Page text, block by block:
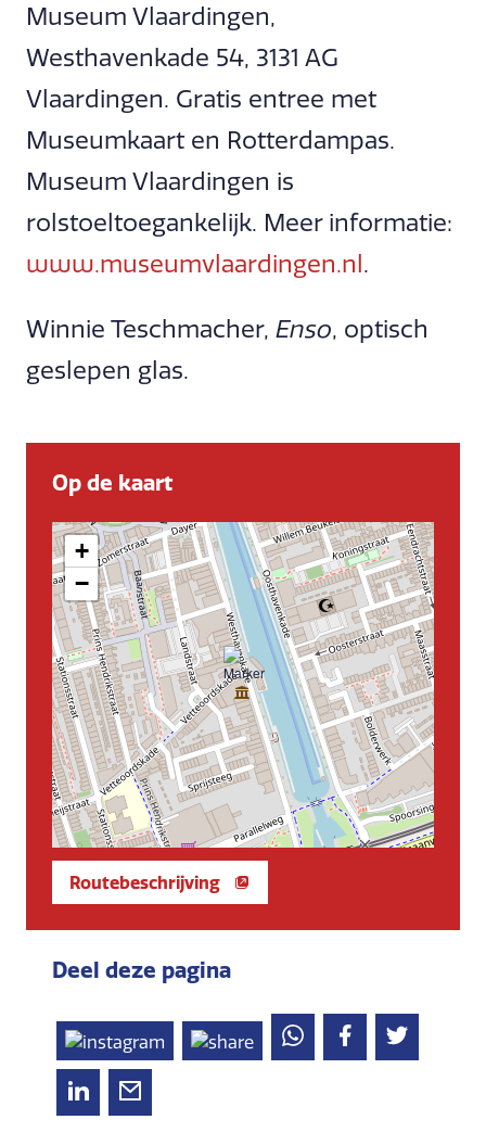
Museum Vlaardingen,
Westhavenkade 54, 3131 AG
Vlaardingen. Gratis entree met
Museumkaart en Rotterdampas.
Museum Vlaardingen is
rolstoeltoegankelijk. Meer informatie:
www.museumvlaardingen.nl.
Winnie Teschmacher, Enso, optisch
geslepen glas.
Op de kaart
+
−
Routebeschrijving
Deel deze pagina